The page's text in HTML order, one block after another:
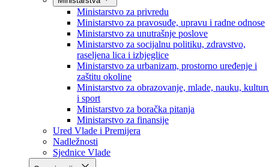
Premijer
Članovi Vlade
Ministarstva
Ministarstvo za privredu
Ministarstvo za pravosuđe, upravu i radne odnose
Ministarstvo za unutrašnje poslove
Ministarstvo za socijalnu politiku, zdravstvo,
raseljena lica i izbjeglice
Ministarstvo za urbanizam, prostorno uređenje i
zaštitu okoline
Ministarstvo za obrazovanje, mlade, nauku,
i sport
Ministarstvo za boračka pitanja
Ministarstvo za finansije
Ured Vlade i Premijera